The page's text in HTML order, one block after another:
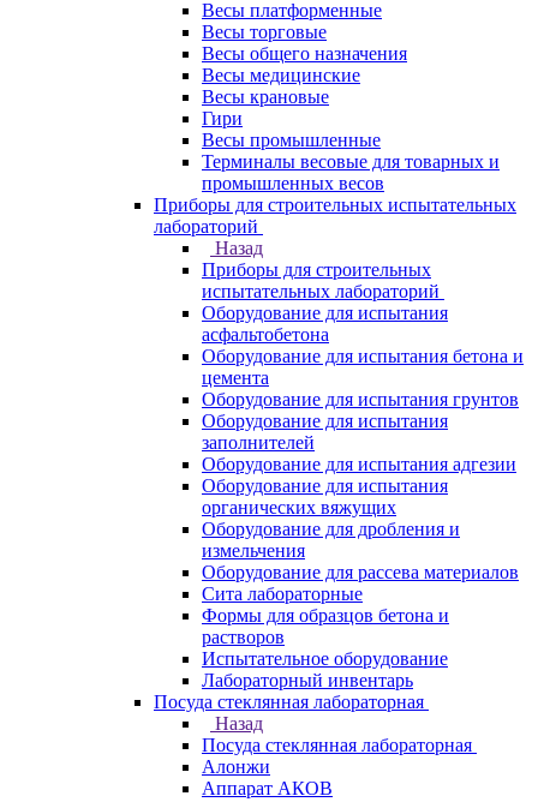
Весы платформенные
Весы торговые
Весы общего назначения
Весы медицинские
Весы крановые
Гири
Весы промышленные
Терминалы весовые для товарных и
промышленных весов
Приборы для строительных испытательных
лабораторий
Назад
Приборы для строительных
испытательных лабораторий
Оборудование для испытания
асфальтобетона
Оборудование для испытания бетона и
цемента
Оборудование для испытания грунтов
Оборудование для испытания
заполнителей
Оборудование для испытания адгезии
Оборудование для испытания
органических вяжущих
Оборудование для дробления и
измельчения
Оборудование для рассева материалов
Сита лабораторные
Формы для образцов бетона и
растворов
Испытательное оборудование
Лабораторный инвентарь
Посуда стеклянная лабораторная
Назад
Посуда стеклянная лабораторная
Алонжи
Аппарат АКОВ